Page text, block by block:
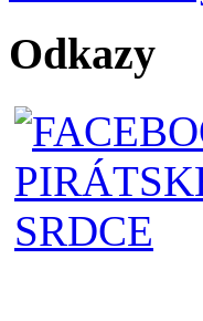
Odkazy